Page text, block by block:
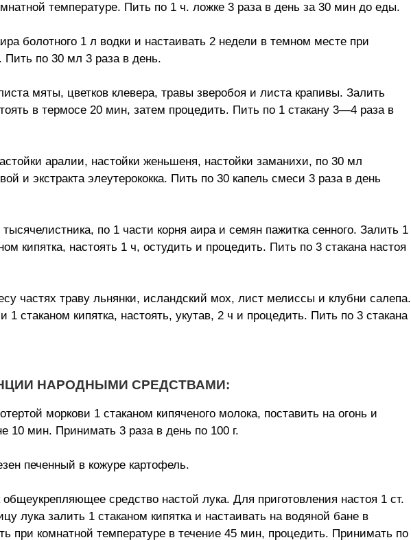
температуре. Пить по 1 ч. ложке 3 раза в день за 30 мин до еды.
болотного 1 л водки и настаивать 2 недели в темном месте при
Пить по 30 мл 3 раза в день.
мяты, цветков клевера, травы зверобоя и листа крапивы. Залить
в термосе 20 мин, затем процедить. Пить по 1 стакану 3—4 раза в
аралии, настойки женьшеня, настойки заманихи, по 30 мл
и экстракта элеутерококка. Пить по 30 капель смеси 3 раза в день
по 1 части корня аира и семян пажитка сенного. Залить 1
кипятка, настоять 1 ч, остудить и процедить. Пить по 3 стакана настоя
частях траву льнянки, исландский мох, лист мелиссы и клубни салепа.
1 стаканом кипятка, настоять, укутав, 2 ч и процедить. Пить по 3 стакана
НАРОДНЫМИ СРЕДСТВАМИ:
моркови 1 стаканом кипяченого молока, поставить на огонь и
10 мин. Принимать 3 раза в день по 100 г.
печенный в кожуре картофель.
средство настой лука. Для приготовления настоя 1 ст.
лука залить 1 стаканом кипятка и настаивать на водяной бане в
при комнатной температуре в течение 45 мин, процедить. Принимать по